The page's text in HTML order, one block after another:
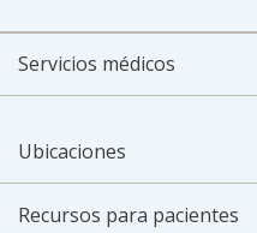
Servicios médicos
Ubicaciones
Recursos para pacientes